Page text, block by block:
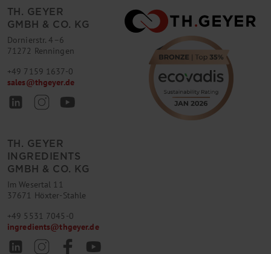
TH. GEYER
GMBH & CO. KG
Dornierstr. 4–6
71272 Renningen
+49 7159 1637-0
sales@thgeyer.de
TH. GEYER
INGREDIENTS
GMBH & CO. KG
Im Wesertal 11
37671 Höxter-Stahle
+49 5531 7045-0
ingredients@thgeyer.de